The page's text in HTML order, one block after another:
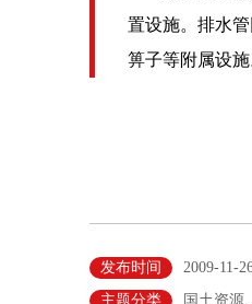
置设施。排水
箅子等附属设施
发布时间
2009-11-
主题分类
国土资源